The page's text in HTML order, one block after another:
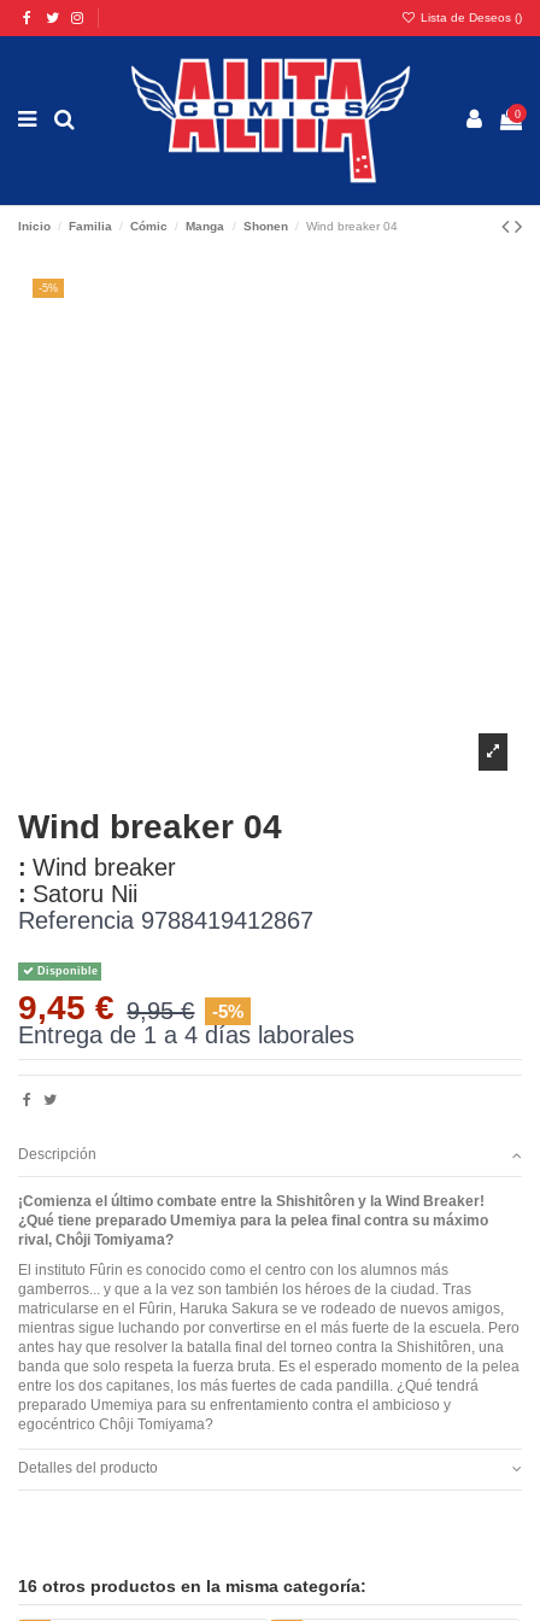
Lista de Deseos ()
0
Inicio Familia Cómic Manga Shonen Wind breaker 04
-5%
Wind breaker 04
: Wind breaker
: Satoru Nii
Referencia 9788419412867
Disponible
9,45 € 9,95 € -5%
Entrega de 1 a 4 días laborales
Descripción
¡Comienza el último combate entre la Shishitôren y la Wind Breaker!
¿Qué tiene preparado Umemiya para la pelea final contra su máximo
rival, Chôji Tomiyama?
El instituto Fûrin es conocido como el centro con los alumnos más
gamberros... y que a la vez son también los héroes de la ciudad. Tras
matricularse en el Fûrin, Haruka Sakura se ve rodeado de nuevos amigos,
mientras sigue luchando por convertirse en el más fuerte de la escuela. Pero
antes hay que resolver la batalla final del torneo contra la Shishitôren, una
banda que solo respeta la fuerza bruta. Es el esperado momento de la pelea
entre los dos capitanes, los más fuertes de cada pandilla. ¿Qué tendrá
preparado Umemiya para su enfrentamiento contra el ambicioso y
egocéntrico Chôji Tomiyama?
Detalles del producto
16 otros productos en la misma categoría: